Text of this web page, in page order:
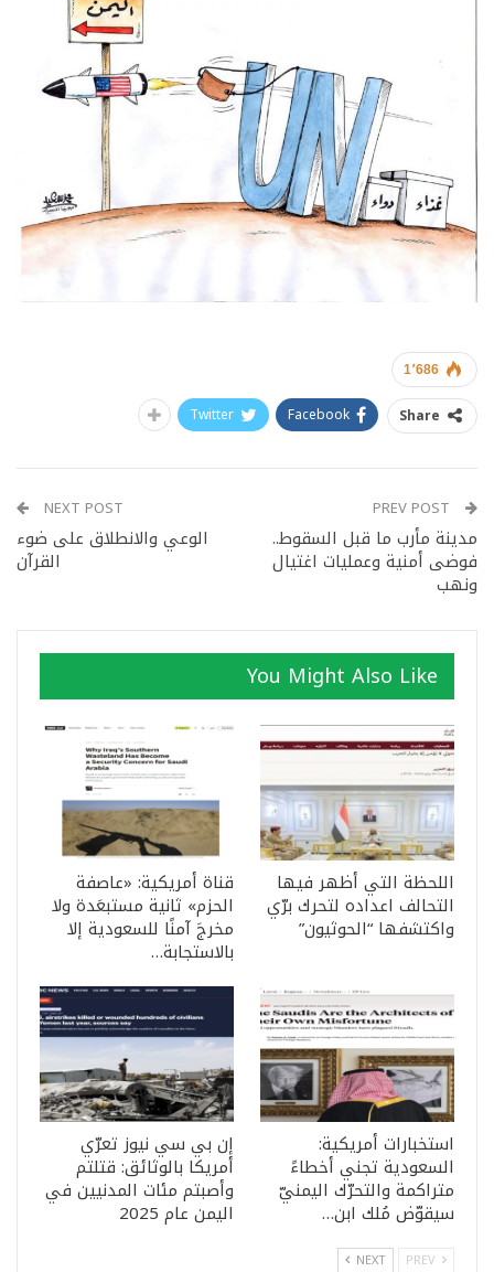
1٬686
Share
Facebook
Twitter
مدينة مأرب ما قبل السقوط..
فوضى أمنية وعمليات اغتيال
ونهب
NEXT POST
الوعي والانطلاق على ضوء
القرآن
You Might Also Like
اللحظة التي أظهر فيها
التحالف اعداده لتحرك برّي
واكتشفها “الحوثيون”
قناة أمريكية: «عاصفة
الحزم» ثانية مستبعَدة ولا
مخرجَ آمنًا للسعودية إلا
بالاستجابة…
استخبارات أمريكية:
السعودية تجني أخطاءً
متراكمة والتحرّك اليمنيّ
سيقوّض مُلك ابن…
إن بي سي نيوز تعرّي
أمريكا بالوثائق: قتلتم
وأصبتم مئات المدنيين في
اليمن عام 2025
NEXT